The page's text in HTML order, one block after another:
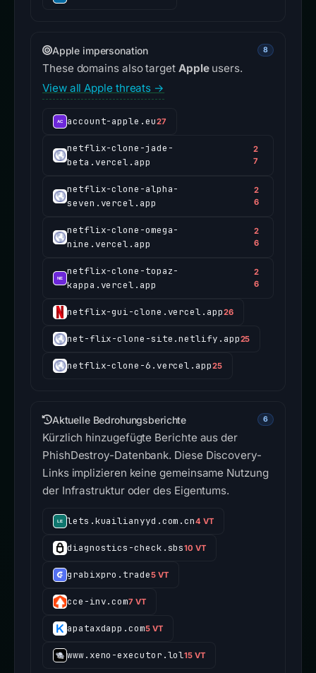
Apple impersonation 8
These domains also target Appleusers.
View all Apple threats →
account-apple.eu27
netflix-clone-jade-
beta.vercel.app
2
7
netflix-clone-alpha-
seven.vercel.app
2
6
netflix-clone-omega-
nine.vercel.app
2
6
netflix-clone-topaz-
kappa.vercel.app
2
6
netflix-gui-clone.vercel.app26
net-flix-clone-site.netlify.app25
netflix-clone-6.vercel.app25
Aktuelle Bedrohungsberichte 6
Kürzlich hinzugefügte Berichte aus der
PhishDestroy-Datenbank. Diese Discovery-
Links implizieren keine gemeinsame Nutzung
der Infrastruktur oder des Eigentums.
lets.kuailianyyd.com.cn4 VT
diagnostics-check.sbs10 VT
grabixpro.trade5 VT
cce-inv.com7 VT
apataxdapp.com5 VT
www.xeno-executor.lol15 VT